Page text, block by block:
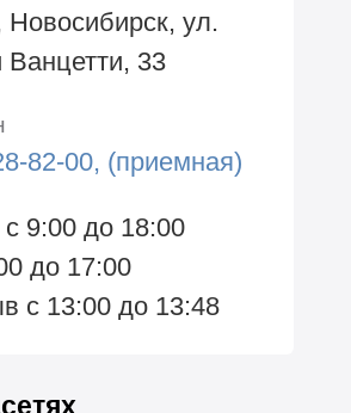
Новосибирск, ул.
Ванцетти, 33
82-00, (приемная)
9:00 до 18:00
до 17:00
с 13:00 до 13:48